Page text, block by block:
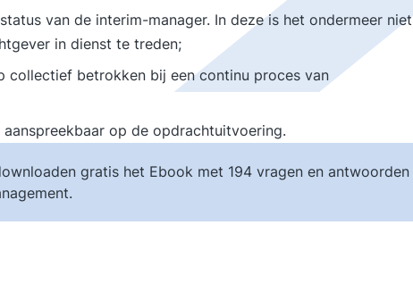
van de interim-manager. In deze is het ondermeer niet
in dienst te treden;
collectief betrokken bij een continu proces van
op de opdrachtuitvoering.
gratis het Ebook met 194 vragen en antwoorden